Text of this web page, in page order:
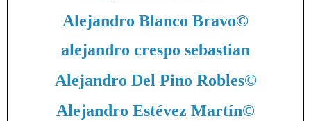
Alejandro Blanco Bravo©
alejandro crespo sebastian
Alejandro Del Pino Robles©
Alejandro Estévez Martín©